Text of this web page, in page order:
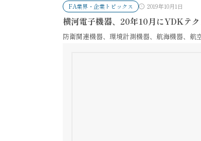
FA業界・企業トピックス 2019年10月1日
横河電子機器、20年10月にYDKテ
防衛関連機器、環境計測機器、航海機器、